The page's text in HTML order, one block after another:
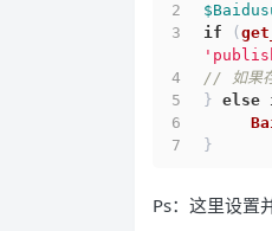
if (
// 如果
} else
}
Ps：这里设置